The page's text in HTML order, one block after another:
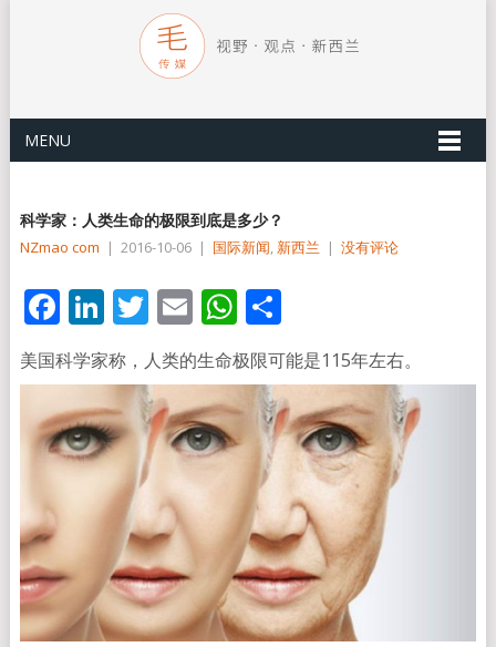
MENU
科学家：人类生命的极限到底是多少？
NZmao com | 2016-10-06 | 国际新闻, 新西兰 | 没有评论
Facebook
LinkedIn
Twitter
EmailWhatsApp
分
享
美国科学家称，人类的生命极限可能是115年左右。